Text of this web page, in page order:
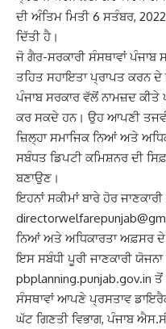
ਦੀ ਅੰਤਿਮ ਮਿਤੀ 6 ਸਤੰਬਰ,
ਦਿੱਤੀ ਹੈ।
ਜੋ ਗੈਰ-ਸਰਕਾਰੀ ਸੰਸਥਾਵਾਂ
ਤਹਿਤ ਸਹਾਇਤਾ ਪ੍ਰਾਪਤ ਕਰਨ
ਪੰਜਾਬ ਸਰਕਾਰ ਵੱਲੋਂ ਨਾਮਜ਼ਦ
ਕਰ ਸਕਦੇ ਹਨ। ਉਹ ਆਪਣੀ
ਜ਼ਿਲ੍ਹਾ ਸਮਾਜਿਕ ਨਿਆਂ ਅਤੇ
ਸਬੰਧਤ ਡਿਪਟੀ ਕਮਿਸ਼ਨਰ ਦੀ
ਬਣਾਉਣ।
ਇਹਨਾਂ ਸਕੀਮਾਂ ਬਾਰੇ ਹੋਰ
ਨਿਆਂ ਅਤੇ ਅਧਿਕਾਰਤਾ ਅਫ਼ਸਰ ਦੇ
ਇਸ ਸਬੰਧੀ ਪੂਰੀ ਜਾਣਕਾਰੀ
pbplanning.punjab.gov.in ਤੋਂ
ਸੰਸਥਾਵਾਂ ਆਪਣੇ ਪ੍ਰਸਤਾਵ
ਘੱਟ ਗਿਣਤੀ ਵਿਭਾਗ, ਪੰਜਾਬ